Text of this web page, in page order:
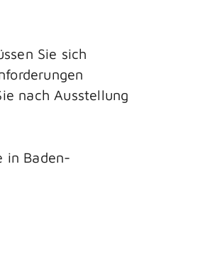
Sie sich
nach Ausstellung
in Baden-